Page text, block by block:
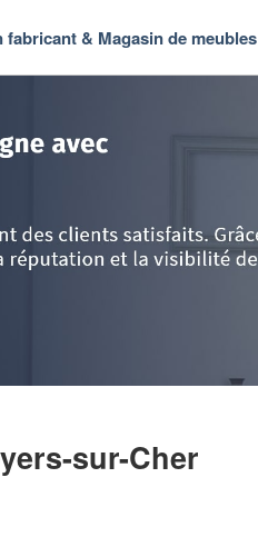
fabricant & Magasin de meubles
sur-Cher